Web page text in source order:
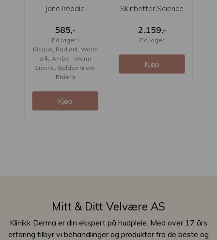
Base Mineral
Jane Iredale
585,-
På lager i
Bisque, Radient, Warm
Silk, Amber, Warm
Sienna, Golden Glow,
Riviera
Kjøp
AlphaRet
...
Skinbetter Science
2.159,-
På lager
Kjøp
Mitt & Ditt Velvære AS
Klinikk Derma er din ekspert på hudpleie. Med over 17 års
erfaring tilbyr vi behandlinger og produkter fra de beste og